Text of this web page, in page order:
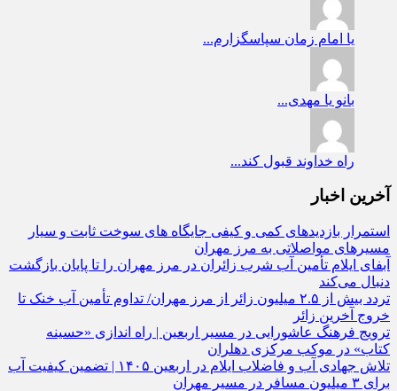
استمرار بازدیدهای کمی و کیفی جایگاه‌ های سوخت ثابت و سیار
مسیرهای مواصلاتی به مرز مهران
آبفای ایلام تأمین آب شرب زائران در مرز مهران را تا پایان بازگشت
دنبال می‌کند
تردد بیش از ۲.۵ میلیون زائر از مرز مهران/ تداوم تأمین آب خنک تا
خروج آخرین زائر
ترویج فرهنگ عاشورایی در مسیر اربعین | راه‌ اندازی «حسینه
کتاب» در موکب مرکزی دهلران